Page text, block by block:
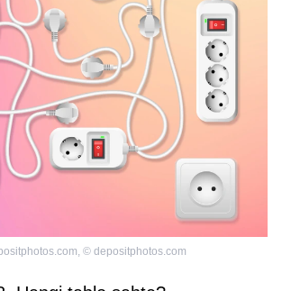
© depositphotos.com